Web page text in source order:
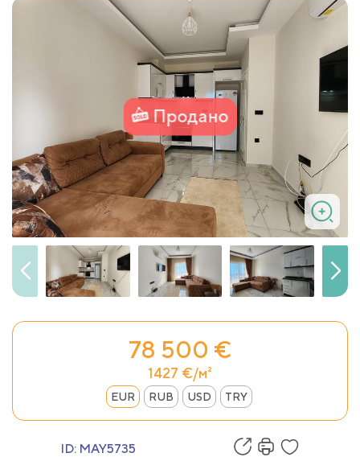
Продано
78 500 €
1427 €/м²
EUR RUB USD TRY
ID: MAY5735